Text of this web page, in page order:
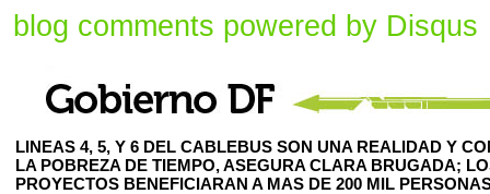
blog comments powered by Disqus
LINEAS 4, 5, Y 6 DEL CABLEBUS SON UNA REALIDAD Y
LA POBREZA DE TIEMPO, ASEGURA CLARA BRUGADA;
PROYECTOS BENEFICIARAN A MAS DE 200 MIL